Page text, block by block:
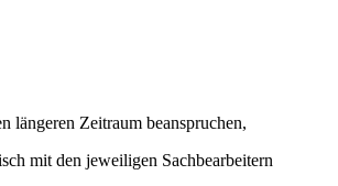
längeren Zeitraum beanspruchen,
mit den jeweiligen Sachbearbeitern